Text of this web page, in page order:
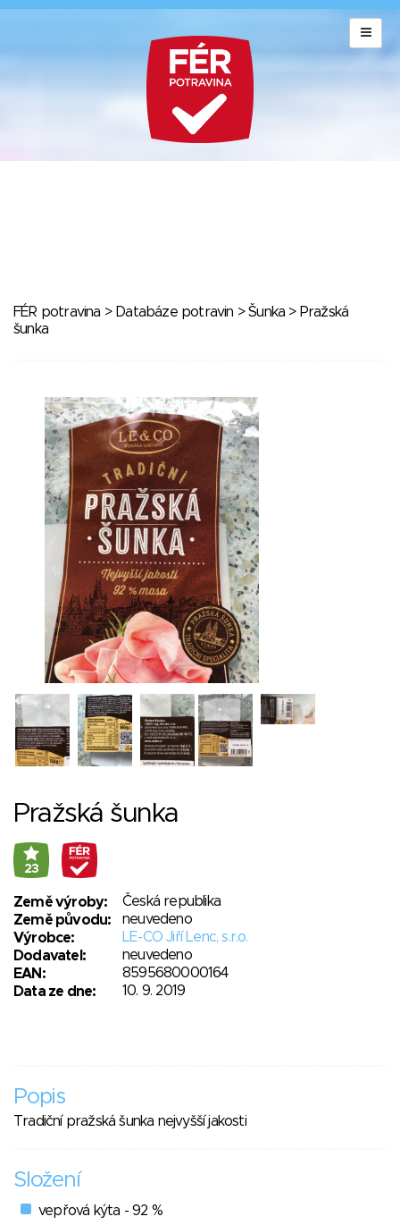
FÉR potravina > Databáze potravin >Šunka > Pražská
šunka
Pražská šunka
23
Země výroby:
Česká republika
Země původu:
neuvedeno
Výrobce:
LE-CO Jiří Lenc, s.r.o.
Dodavatel:
neuvedeno
EAN:
8595680000164
Data ze dne:
10. 9. 2019
Popis
Tradiční pražská šunka nejvyšší jakosti
Složení
vepřová kýta - 92 %